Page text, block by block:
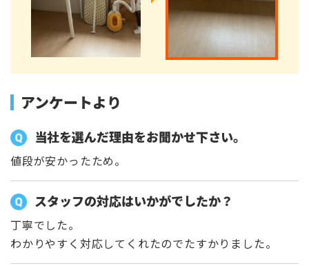
アンケートより
当社を選んだ理由をお聞かせ下さい。
値段が安かったため。
スタッフの対応はいかがでしたか？
丁寧でした。
わかりやすく対応してくれたのでたすかりました。